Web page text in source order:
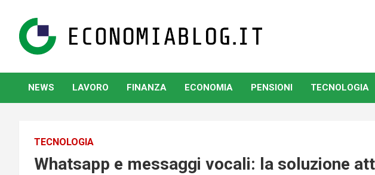
content
www.economiablog.it
NEWS LAVORO FINANZA ECONOMIA PENSIONI TECNOLOGIA
TECNOLOGIA
Whatsapp e messaggi vocali: la soluzione